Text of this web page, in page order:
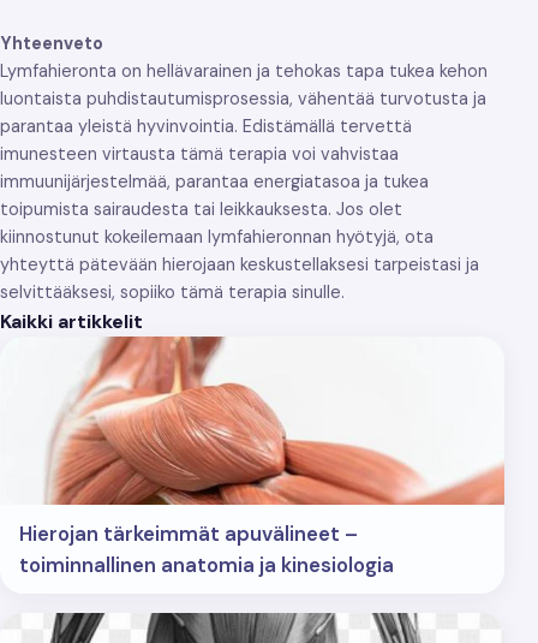
Yhteenveto
Lymfahieronta on hellävarainen ja tehokas tapa tukea kehon
luontaista puhdistautumisprosessia, vähentää turvotusta ja
parantaa yleistä hyvinvointia. Edistämällä tervettä
imunesteen virtausta tämä terapia voi vahvistaa
immuunijärjestelmää, parantaa energiatasoa ja tukea
toipumista sairaudesta tai leikkauksesta. Jos olet
kiinnostunut kokeilemaan lymfahieronnan hyötyjä, ota
yhteyttä pätevään hierojaan keskustellaksesi tarpeistasi ja
selvittääksesi, sopiiko tämä terapia sinulle.
Kaikki artikkelit
Hierojan tärkeimmät apuvälineet –
toiminnallinen anatomia ja kinesiologia